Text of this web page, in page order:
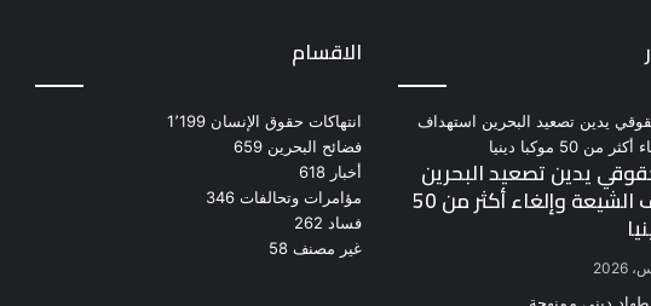
الاقسام
انتهاكات حقوق الإنسان 1٬199
فضائح البحرين 659
أخبار 618
مؤامرات وتحالفات 346
فساد 262
غير مصنف 58
يدين تصعيد البحرين
استهداف الشيعة وإلغاء أكثر من 50